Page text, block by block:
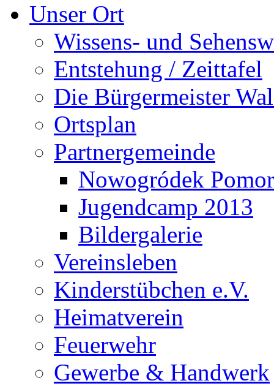
Unser Ort
Wissens- und
Entstehung / Zeittafel
Die Bürgermeister
Ortsplan
Partnergemeinde
Nowogródek
Jugendcamp 2013
Bildergalerie
Vereinsleben
Kinderstübchen e.V.
Heimatverein
Feuerwehr
Gewerbe & Handwerk